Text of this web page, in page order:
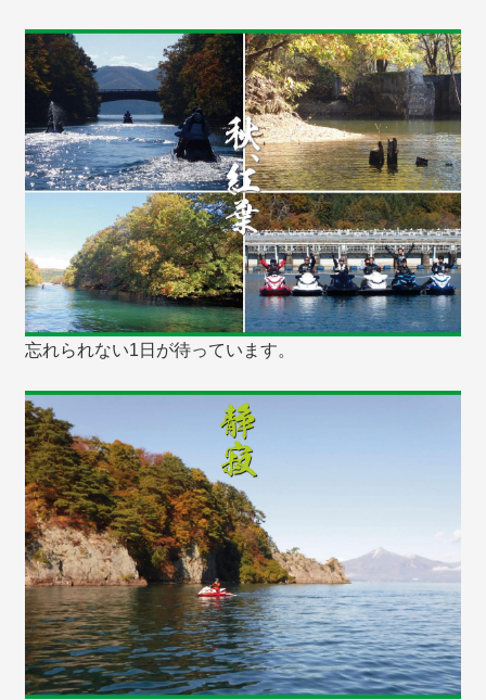
忘れられない1日が待っています。